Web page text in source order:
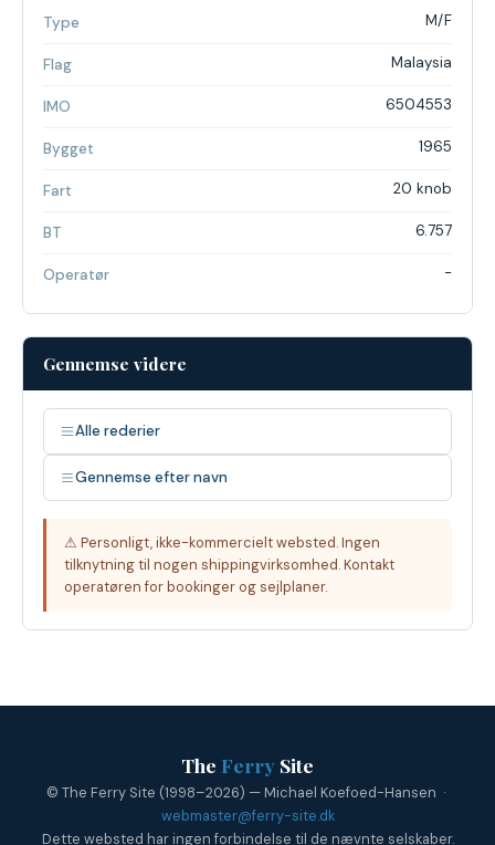
Type M/F
Flag Malaysia
IMO 6504553
Bygget 1965
Fart 20 knob
BT 6.757
Operatør -
Gennemse videre
Alle rederier
Gennemse efter navn
⚠ Personligt, ikke-kommercielt websted. Ingen
tilknytning til nogen shippingvirksomhed. Kontakt
operatøren for bookinger og sejlplaner.
The Ferry Site
© The Ferry Site (1998–2026) — Michael Koefoed-Hansen ·
webmaster@ferry-site.dk
Dette websted har ingen forbindelse til de nævnte selskaber.